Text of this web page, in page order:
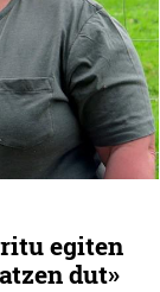
egiten
dut»